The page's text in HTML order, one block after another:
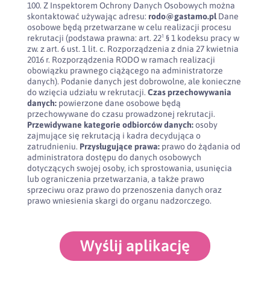
100. Z Inspektorem Ochrony Danych Osobowych można
skontaktować używając adresu: rodo@gastamo.plDane
osobowe będą przetwarzane w celu realizacji procesu
rekrutacji (podstawa prawna: art. 22¹ § 1 kodeksu pracy w
zw. z art. 6 ust. 1 lit. c. Rozporządzenia z dnia 27 kwietnia
2016 r. Rozporządzenia RODO w ramach realizacji
obowiązku prawnego ciążącego na administratorze
danych). Podanie danych jest dobrowolne, ale konieczne
do wzięcia udziału w rekrutacji. Czas przechowywania
danych:powierzone dane osobowe będą
przechowywane do czasu prowadzonej rekrutacji.
Przewidywane kategorie odbiorców danych:osoby
zajmujące się rekrutacją i kadra decydująca o
zatrudnieniu. Przysługujące prawa:prawo do żądania od
administratora dostępu do danych osobowych
dotyczących swojej osoby, ich sprostowania, usunięcia
lub ograniczenia przetwarzania, a także prawo
sprzeciwu oraz prawo do przenoszenia danych oraz
prawo wniesienia skargi do organu nadzorczego.
Wyślij aplikację